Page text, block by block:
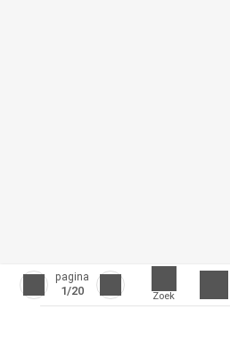
pagina
1/20 Zoek